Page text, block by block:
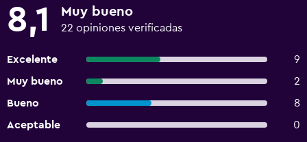
8,1 Muy bueno
22 opiniones verificadas
Excelente
9
Muy bueno
2
Bueno
8
Aceptable
0